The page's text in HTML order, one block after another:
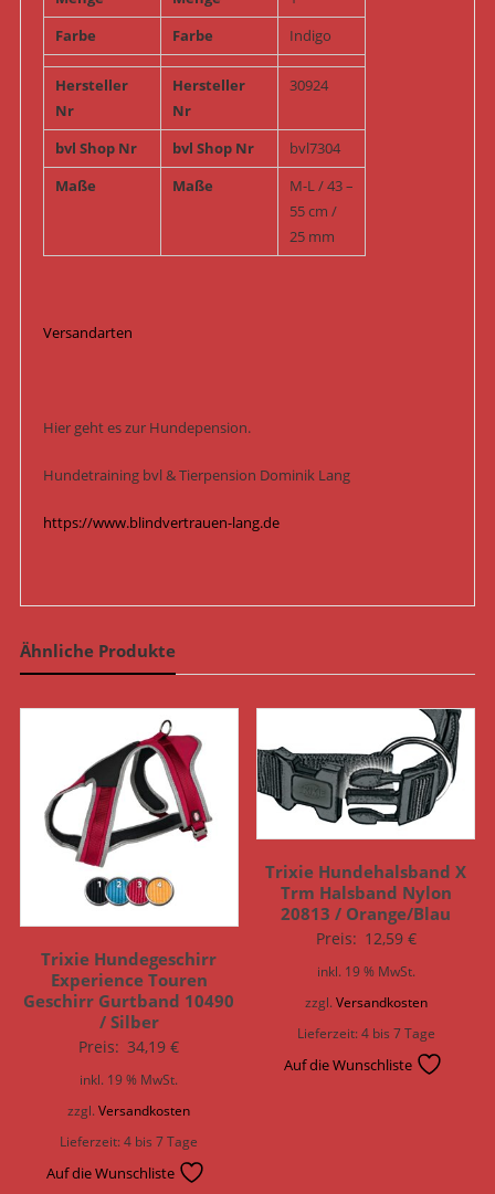
Farbe
Farbe Indigo
Hersteller
Nr
Hersteller
Nr
30924
bvl Shop Nr bvl Shop Nr
bvl7304
Maße
Maße
M-L / 43 –
55 cm /
25 mm
Versandarten
Hier geht es zur Hundepension.
Hundetraining bvl & Tierpension Dominik Lang
https://www.blindvertrauen-lang.de
Ähnliche Produkte
Trixie Hundegeschirr
Experience Touren
Geschirr Gurtband 10490
/ Silber
Preis: 34,19€
inkl. 19 % MwSt.
zzgl.Versandkosten
Lieferzeit:4 bis 7 Tage
Auf die Wunschliste
Trixie Hundehalsband X
Trm Halsband Nylon
20813 / Orange/Blau
Preis: 12,59 €
inkl. 19 % MwSt.
zzgl. Versandkosten
Lieferzeit:4 bis 7 Tage
Auf die Wunschliste